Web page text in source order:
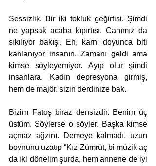
Sessizlik. Bir iki tokluk geğirtisi. Şimdi
ne yapsak acaba kıpırtısı. Canımız da
sıkılıyor bakışı. Eh, karnı doyunca biti
kanlanıyor insanın. Zamanı geldi ama
kimse söyleyemiyor. Ayıp olur şimdi
insanlara. Kadın depresyona girmiş,
hem de majör, sizin derdinize bak.
Bizim Fatoş biraz densizdir. Benim üç
üstüm. Söylerse o söyler. Başka kimse
açmaz ağzını. Demeye kalmadı, uzun
boynunu uzatıp “Kız Zümrüt, bi müzik aç
da iki dönelim şurda, hem annene de iyi